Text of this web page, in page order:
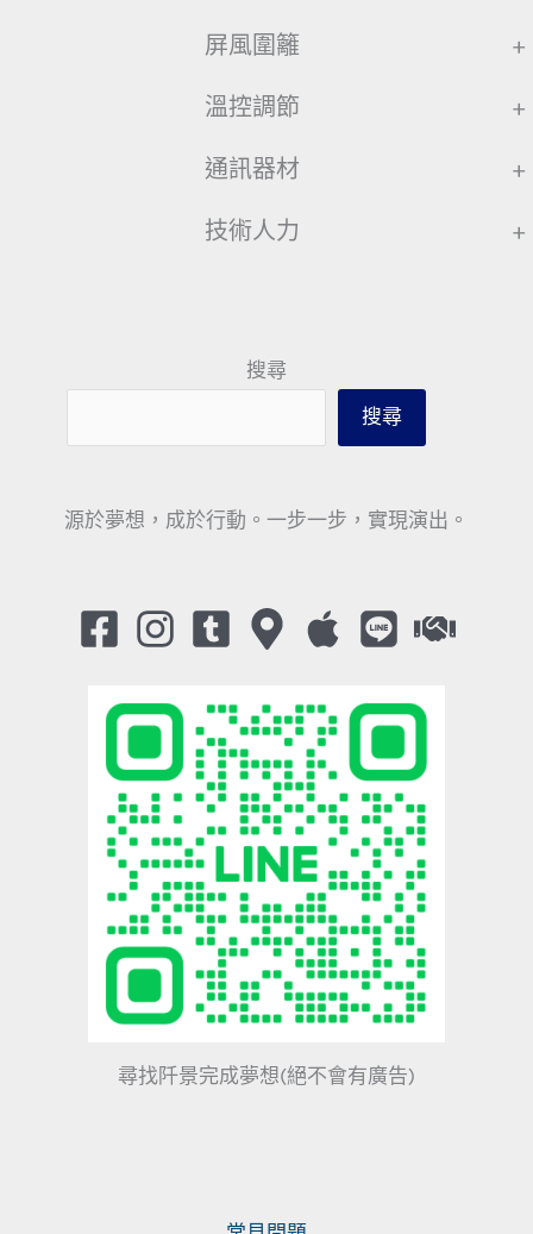
屏風圍籬 +
溫控調節 +
通訊器材 +
技術人力 +
搜尋
搜尋
源於夢想，成於行動。一步一步，實現演出。
尋找阡景完成夢想(絕不會有廣告)